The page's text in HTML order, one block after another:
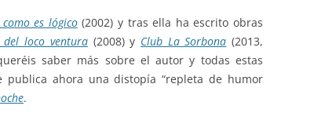
es lógico(2002) y tras ella ha escrito obras
del loco ventura(2008) y Club La Sorbona (2013,
saber más sobre el autor y todas estas
publica ahora una distopía “repleta de humor
.